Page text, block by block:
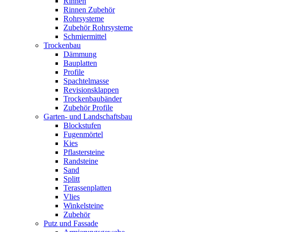
Rinnen Zubehör
Rohrsysteme
Zubehör Rohrsysteme
Schmiermittel
Trockenbau
Dämmung
Bauplatten
Profile
Spachtelmasse
Revisionsklappen
Trockenbaubänder
Zubehör Profile
Garten- und Landschaftsbau
Blockstufen
Fugenmörtel
Kies
Pflastersteine
Randsteine
Sand
Splitt
Terassenplatten
Vlies
Winkelsteine
Zubehör
Putz und Fassade